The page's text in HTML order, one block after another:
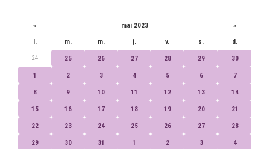
« mai 2023 »
l. m. m. j. v. s. d.
24 25 26 27 28 29 30
1 2 3 4 5 6 7
8 9 10 11 12 13 14
15 16 17 18 19 20 21
22 23 24 25 26 27 28
29 30 31 1 2 3 4